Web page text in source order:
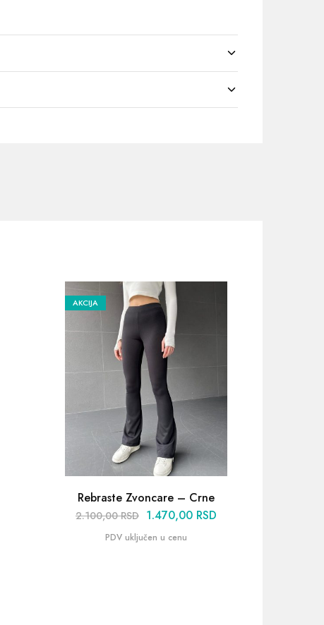
AKCIJA
Rebraste Zvoncare – Crne
2.100,00RSD 1.470,00 RSD